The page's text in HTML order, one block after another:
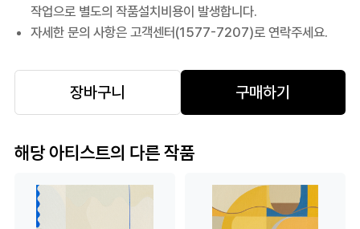
작업으로 별도의 작품설치비용이 발생합니다.
자세한 문의 사항은 고객센터(1577-7207)로 연락주세요.
장바구니 구매하기
해당 아티스트의 다른 작품